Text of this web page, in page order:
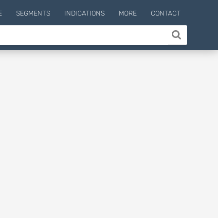
SEGMENTS INDICATIONS MORE CONTACT